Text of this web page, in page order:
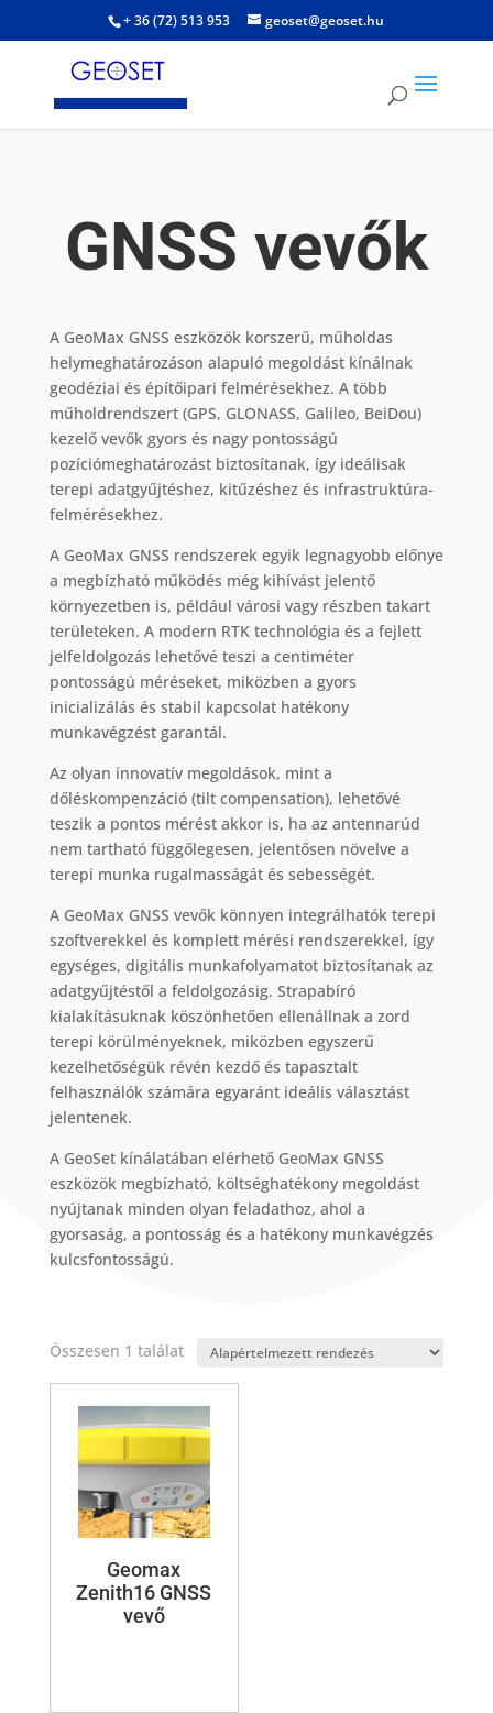
+ 36 (72) 513 953 geoset@geoset.hu
GNSS vevők
A GeoMax GNSS eszközök korszerű, műholdas
helymeghatározáson alapuló megoldást kínálnak
geodéziai és építőipari felmérésekhez. A több
műholdrendszert (GPS, GLONASS, Galileo, BeiDou)
kezelő vevők gyors és nagy pontosságú
pozíciómeghatározást biztosítanak, így ideálisak
terepi adatgyűjtéshez, kitűzéshez és infrastruktúra-
felmérésekhez.
A GeoMax GNSS rendszerek egyik legnagyobb előnye
a megbízható működés még kihívást jelentő
környezetben is, például városi vagy részben takart
területeken. A modern RTK technológia és a fejlett
jelfeldolgozás lehetővé teszi a centiméter
pontosságú méréseket, miközben a gyors
inicializálás és stabil kapcsolat hatékony
munkavégzést garantál.
Az olyan innovatív megoldások, mint a
dőléskompenzáció (tilt compensation), lehetővé
teszik a pontos mérést akkor is, ha az antennarúd
nem tartható függőlegesen, jelentősen növelve a
terepi munka rugalmasságát és sebességét.
A GeoMax GNSS vevők könnyen integrálhatók terepi
szoftverekkel és komplett mérési rendszerekkel, így
egységes, digitális munkafolyamatot biztosítanak az
adatgyűjtéstől a feldolgozásig. Strapabíró
kialakításuknak köszönhetően ellenállnak a zord
terepi körülményeknek, miközben egyszerű
kezelhetőségük révén kezdő és tapasztalt
felhasználók számára egyaránt ideális választást
jelentenek.
A GeoSet kínálatában elérhető GeoMax GNSS
eszközök megbízható, költséghatékony megoldást
nyújtanak minden olyan feladathoz, ahol a
gyorsaság, a pontosság és a hatékony munkavégzés
kulcsfontosságú.
Összesen 1 találat
Geomax
Zenith16 GNSS
vevő